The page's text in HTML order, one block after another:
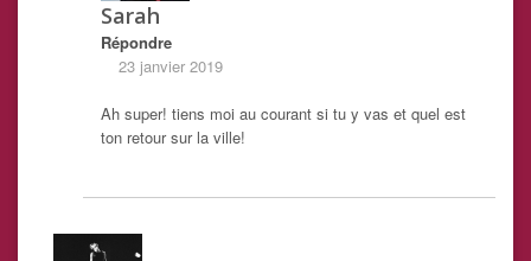
Sarah
Répondre
23 janvier 2019
Ah super! tiens moi au courant si tu y vas et quel est
ton retour sur la ville!